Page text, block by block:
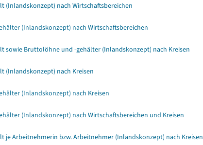
(Inlandskonzept) nach Wirtschaftsbereichen
(Inlandskonzept) nach Wirtschaftsbereichen
sowie Bruttolöhne und -gehälter (Inlandskonzept) nach Kreisen
(Inlandskonzept) nach Kreisen
(Inlandskonzept) nach Kreisen
(Inlandskonzept) nach Wirtschaftsbereichen und Kreisen
Arbeitnehmerin bzw. Arbeitnehmer (Inlandskonzept) nach Kreisen